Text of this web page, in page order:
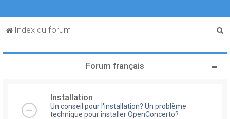
Index du forum
Forum français
Installation
Un conseil pour l'installation? Un problème
technique pour installer OpenConcerto?